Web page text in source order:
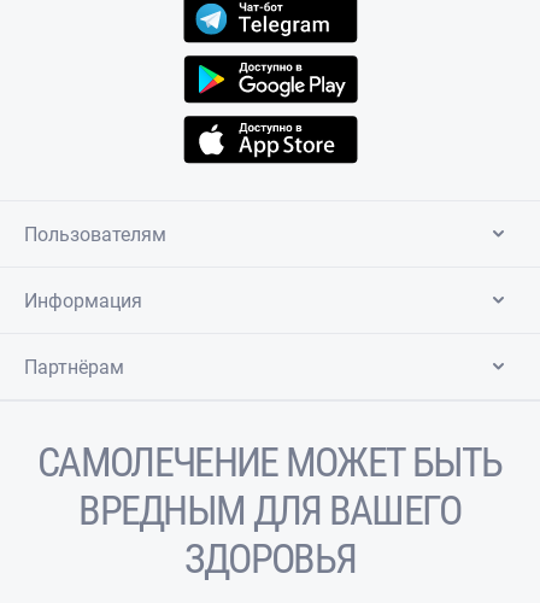
Пользователям
Информация
Партнёрам
САМОЛЕЧЕНИЕ МОЖЕТ БЫТЬ
ВРЕДНЫМ ДЛЯ ВАШЕГО
ЗДОРОВЬЯ